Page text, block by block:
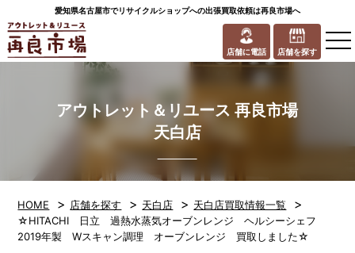
愛知県名古屋市でリサイクルショップへの出張買取依頼は再良市場へ
店舗に電話 店舗を探す
アウトレット＆リユース 再良市場
天白店
HOME > 店舗を探す > 天白店 > 天白店買取情報一覧 >
☆HITACHI 日立 過熱水蒸気オーブンレンジ ヘルシーシェフ
2019年製 Wスキャン調理 オーブンレンジ 買取しました☆